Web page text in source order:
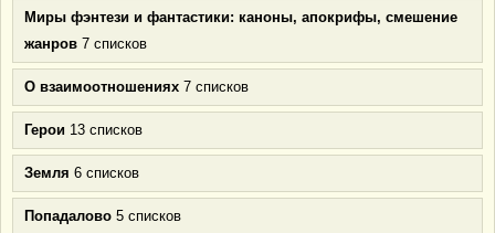
Миры фэнтези и фантастики: каноны, апокрифы, смешение
жанров 7 списков
О взаимоотношениях 7 списков
Герои 13 списков
Земля 6 списков
Попадалово 5 списков